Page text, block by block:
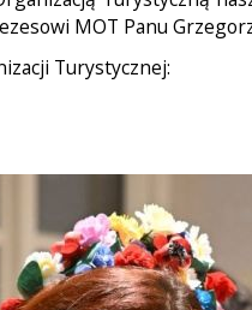
MOT Panu
Turystycznej: